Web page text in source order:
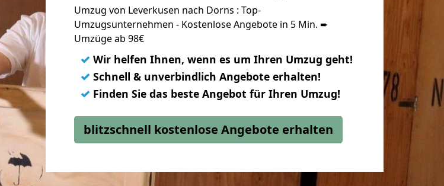
Umzug von Leverkusen nach Dorns : Top-
Umzugsunternehmen - Kostenlose Angebote in 5 Min. ➨
Umzüge ab 98€
✓ Wir helfen Ihnen, wenn es um Ihren Umzug geht!
✓ Schnell & unverbindlich Angebote erhalten!
✓ Finden Sie das beste Angebot für Ihren Umzug!
blitzschnell kostenlose Angebote erhalten